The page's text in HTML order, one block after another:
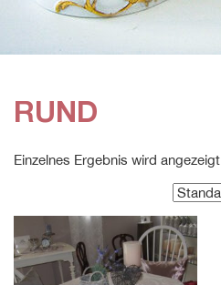
RUND
Einzelnes Ergebnis wird angezeigt